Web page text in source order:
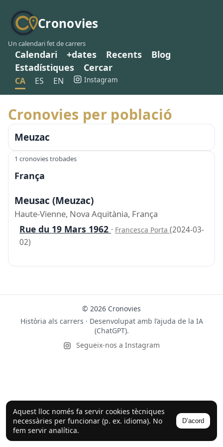
Cronovies
Un calendari fet de carrers
Calendari +dates Recents
Blog
Estadístiques
Cercar
CA ES EN Instagram
Aquest lloc només fa servir cookies tècniques
necessàries per funcionar (p. ex. idioma). No
fem servir analítica.
D’acord
Cronovies per població
Meuzac
1 cronovies trobades
França
Meusac (Meuzac)
Haute-Vienne, Nova Aquitània, França
Rue du 19 Mars 1962 · Francesca Porta (2024-03-
02)
© 2026 Cronovies
Història als carrers · Desenvolupat amb l’ajuda de la IA
(ChatGPT).
Segueix-nos a Instagram